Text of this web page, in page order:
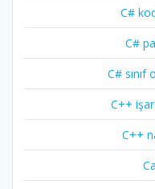
C#
C#
C#
C++
C++